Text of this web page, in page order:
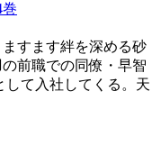
すます絆を深める砂
前職での同僚・早智
て入社してくる。天